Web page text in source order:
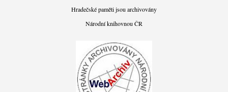
Hradečské paměti jsou archivovány
Národní knihovnou ČR